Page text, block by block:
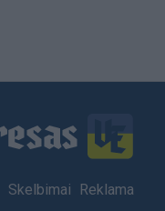
Skelbimai
Reklama